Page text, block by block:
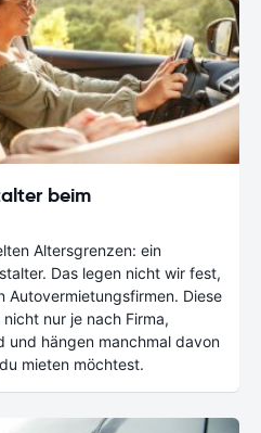
beim
Altersgrenzen: ein
Das legen nicht wir fest,
Autovermietungsfirmen. Diese
nur je nach Firma,
und hängen manchmal davon
mieten möchtest.